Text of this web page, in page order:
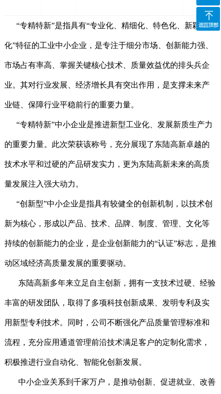
“专精特新”是指具有“专业化、精细化、特色化、新颖
化”特征的工业中小企业，是专注于细分市场、创新能力强、
市场占有率高、掌握关键核心技术、质量效益优的排头兵企
业。其对行业发展、经济增长具有突出作用，是支撑未来产
业链、保障行业平稳前行的重要力量。
“专精特新”中小企业是推进新型工业化、发展新质生产力
的重要力量。此次荣获该称号，充分展现了东陆高新卓越的
技术水平和过硬的产品研发实力，更为东陆高新未来的高质
量发展注入强大动力。
“创新型”中小企业是指具有较健全的创新机制，以技术创
新为核心，形成以产品、技术、品牌、制度、管理、文化等
持续的创新能力的企业，是企业创新能力的“认证”标志，是推
动区域经济高质量发展的重要驱动。
东陆高新多年来立足自主创新，拥有一支技术过硬、经验
丰富的研发团队，取得了多项科技创新成果、发明专利及实
用新型专利技术。同时，公司不断强化产品质量管理标准和
流程，充分应用通道管理前沿技术满足客户的定制化需求，
积极推进行业自动化、智能化创新发展。
中小企业关系到千家万户，是推动创新、促进就业、改善
二维码